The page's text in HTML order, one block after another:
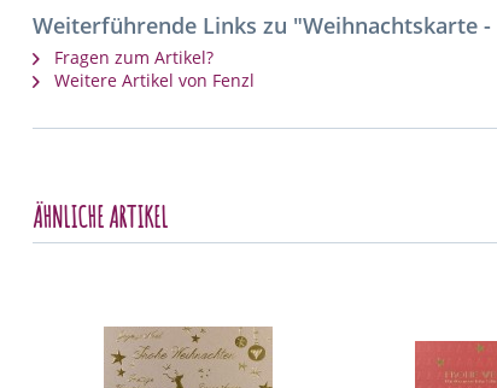
Weiterführende Links zu "Weihnachtskarte -
Fragen zum Artikel?
Weitere Artikel von Fenzl
ÄHNLICHE ARTIKEL